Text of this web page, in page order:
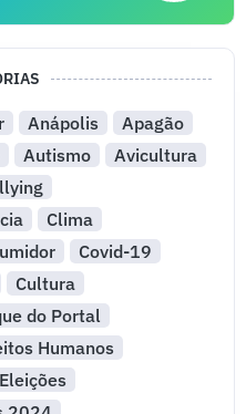
Anápolis
Apagão
Autismo
Avicultura
Clima
Covid-19
Cultura
do Portal
Humanos
Eleições